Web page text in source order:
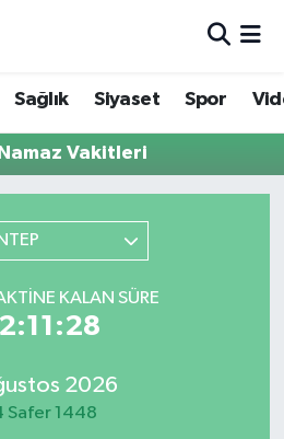
Sağlık Siyaset Spor
Vakitleri
KALAN SÜRE
2026
Safer 1448